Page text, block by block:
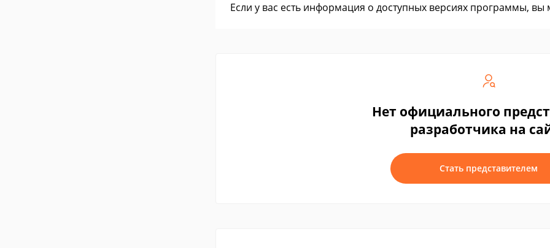
Если у вас есть информация о доступных версиях программы,
Нет официального
разработчика на
Стать представителем